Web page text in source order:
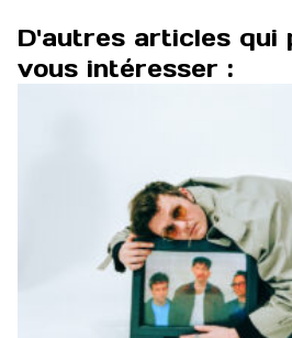
D'autres articles qui
vous intéresser :